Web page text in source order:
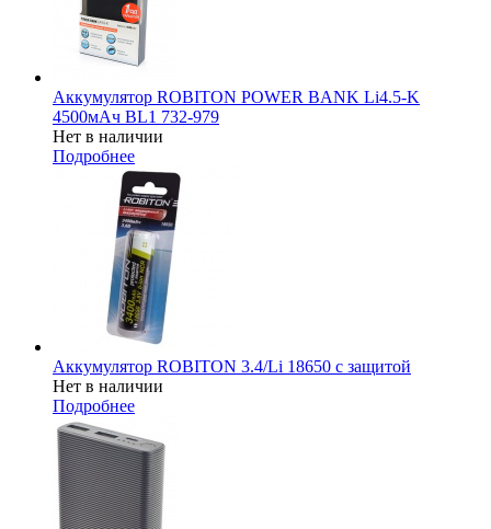
Аккумулятор ROBITON POWER BANK Li4.5-K
4500мАч BL1 732-979
Нет в наличии
Подробнее
Аккумулятор ROBITON 3.4/Li 18650 с защитой
Нет в наличии
Подробнее